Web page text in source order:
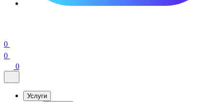
0
0
0
Услуги